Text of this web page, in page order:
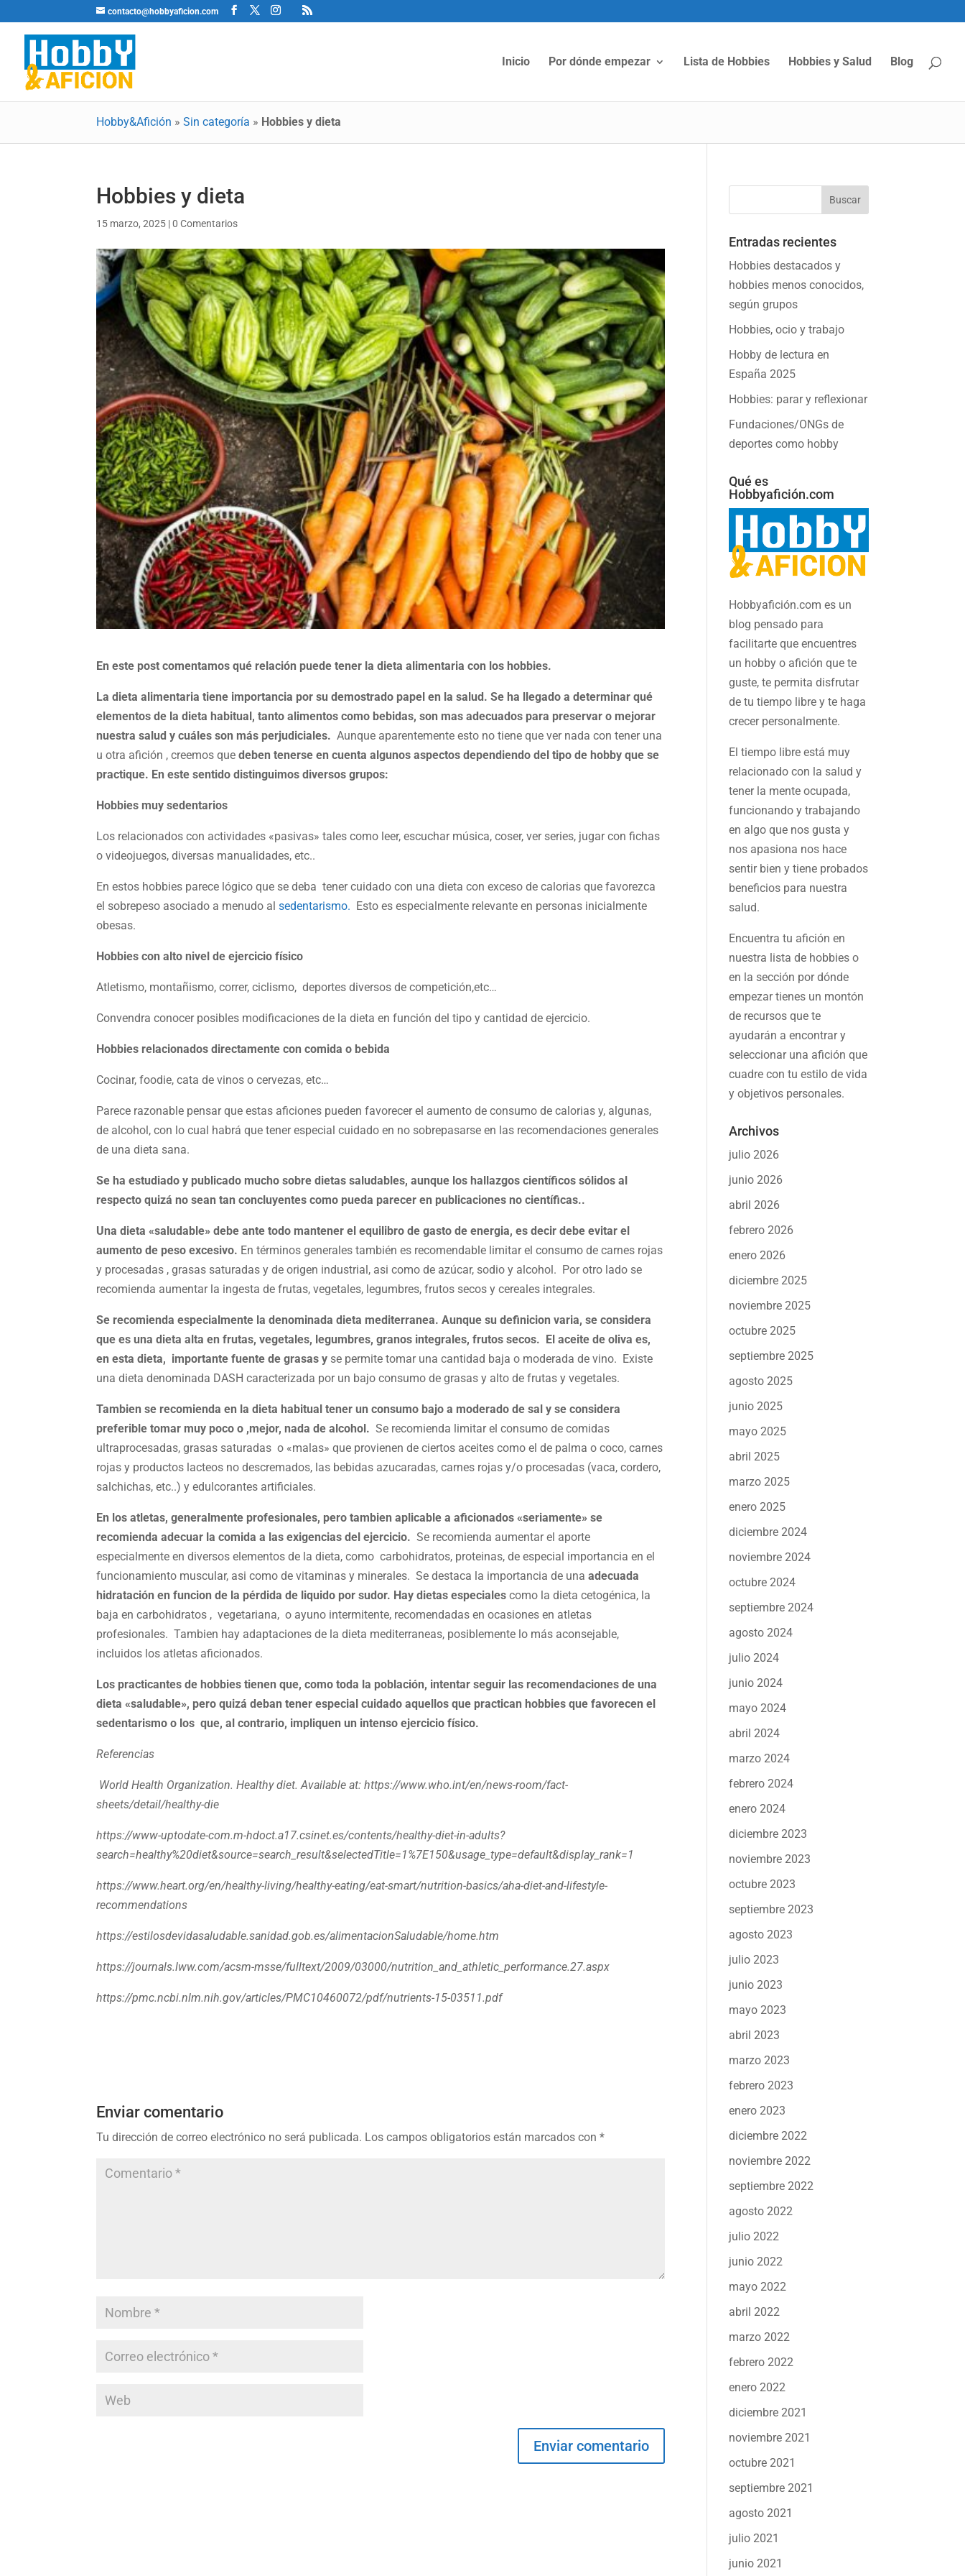
contacto@hobbyaficion.com
Hobby&Afición »Sin categoría » Hobbies y dieta
Inicio Por dónde empezar Lista de Hobbies Hobbies y Salud Blog
Hobbies y dieta
15 marzo, 2025 |0 Comentarios
En este post comentamos qué relación puede tener la dieta alimentaria con los hobbies.
La dieta alimentaria tiene importancia por su demostrado papel en la salud. Se ha llegado a determinar qué
elementos de la dieta habitual, tanto alimentos como bebidas, son mas adecuados para preservar o mejorar
nuestra salud y cuáles son más perjudiciales. Aunque aparentemente esto no tiene que ver nada con tener una
u otra afición , creemos quedeben tenerse en cuenta algunos aspectos dependiendo del tipo de hobby que se
practique. En este sentido distinguimos diversos grupos:
Hobbies muy sedentarios
Los relacionados con actividades «pasivas» tales como leer, escuchar música, coser, ver series, jugar con fichas
o videojuegos, diversas manualidades, etc..
En estos hobbies parece lógico que se deba tener cuidado con una dieta con exceso de calorias que favorezca
el sobrepeso asociado a menudo alsedentarismo. Esto es especialmente relevante en personas inicialmente
obesas.
Hobbies con alto nivel de ejercicio físico
Atletismo, montañismo, correr, ciclismo, deportes diversos de competición,etc…
Convendra conocer posibles modificaciones de la dieta en función del tipo y cantidad de ejercicio.
Hobbies relacionados directamente con comida o bebida
Cocinar, foodie, cata de vinos o cervezas, etc…
Parece razonable pensar que estas aficiones pueden favorecer el aumento de consumo de calorias y, algunas,
de alcohol, con lo cual habrá que tener especial cuidado en no sobrepasarse en las recomendaciones generales
de una dieta sana.
Se ha estudiado y publicado mucho sobre dietas saludables, aunque los hallazgos científicos sólidos al
respecto quizá no sean tan concluyentes como pueda parecer en publicaciones no científicas..
Una dieta «saludable» debe ante todo mantener el equilibro de gasto de energia, es decir debe evitar el
aumento de peso excesivo. En términos generales también es recomendable limitar el consumo de carnes rojas
y procesadas , grasas saturadas y de origen industrial, asi como de azúcar, sodio y alcohol. Por otro lado se
recomienda aumentar la ingesta de frutas, vegetales, legumbres, frutos secos y cereales integrales.
Se recomienda especialmente la denominada dieta mediterranea. Aunque su definicion varia, se considera
que es una dieta alta en frutas, vegetales, legumbres, granos integrales, frutos secos. El aceite de oliva es,
en esta dieta, importante fuente de grasas y se permite tomar una cantidad baja o moderada de vino. Existe
una dieta denominada DASH caracterizada por un bajo consumo de grasas y alto de frutas y vegetales.
Tambien se recomienda en la dieta habitual tener un consumo bajo a moderado de sal y se considera
preferible tomar muy poco o ,mejor, nada de alcohol. Se recomienda limitar el consumo de comidas
ultraprocesadas, grasas saturadas o «malas» que provienen de ciertos aceites como el de palma o coco, carnes
rojas y productos lacteos no descremados, las bebidas azucaradas, carnes rojas y/o procesadas (vaca, cordero,
salchichas, etc..) y edulcorantes artificiales.
En los atletas, generalmente profesionales, pero tambien aplicable a aficionados «seriamente» se
recomienda adecuar la comida a las exigencias del ejercicio. Se recomienda aumentar el aporte
especialmente en diversos elementos de la dieta, como carbohidratos, proteinas, de especial importancia en el
funcionamiento muscular, asi como de vitaminas y minerales. Se destaca la importancia de unaadecuada
hidratación en funcion de la pérdida de liquido por sudor. Hay dietas especiales como la dieta cetogénica, la
baja en carbohidratos , vegetariana, o ayuno intermitente, recomendadas en ocasiones en atletas
profesionales. Tambien hay adaptaciones de la dieta mediterraneas, posiblemente lo más aconsejable,
incluidos los atletas aficionados.
Los practicantes de hobbies tienen que, como toda la población, intentar seguir las recomendaciones de una
dieta «saludable», pero quizá deban tener especial cuidado aquellos que practican hobbies que favorecen el
sedentarismo o los que, al contrario, impliquen un intenso ejercicio físico.
Referencias
World Health Organization. Healthy diet. Available at: https://www.who.int/en/news-room/fact-
sheets/detail/healthy-die
https://www-uptodate-com.m-hdoct.a17.csinet.es/contents/healthy-diet-in-adults?
search=healthy%20diet&source=search_result&selectedTitle=1%7E150&usage_type=default&display_rank=1
https://www.heart.org/en/healthy-living/healthy-eating/eat-smart/nutrition-basics/aha-diet-and-lifestyle-
recommendations
https://estilosdevidasaludable.sanidad.gob.es/alimentacionSaludable/home.htm
https://journals.lww.com/acsm-msse/fulltext/2009/03000/nutrition_and_athletic_performance.27.aspx
https://pmc.ncbi.nlm.nih.gov/articles/PMC10460072/pdf/nutrients-15-03511.pdf
Enviar comentario
Tu dirección de correo electrónico no será publicada. Los campos obligatorios están marcados con*
Entradas recientes
Hobbies destacados y
hobbies menos conocidos,
según grupos
Hobbies, ocio y trabajo
Hobby de lectura en
España 2025
Hobbies: parar y reflexionar
Fundaciones/ONGs de
deportes como hobby
Qué es
Hobbyafición.com
Hobbyafición.com es un
blog pensado para
facilitarte que encuentres
un hobby o afición que te
guste, te permita disfrutar
de tu tiempo libre y te haga
crecer personalmente.
El tiempo libre está muy
relacionado con la salud y
tener la mente ocupada,
funcionando y trabajando
en algo que nos gusta y
nos apasiona nos hace
sentir bien y tiene probados
beneficios para nuestra
salud.
Encuentra tu afición en
nuestra lista de hobbies o
en la sección por dónde
empezar tienes un montón
de recursos que te
ayudarán aencontrar y
seleccionar una afición que
cuadre con tu estilo de vida
y objetivos personales.
Archivos
julio 2026
junio 2026
abril 2026
febrero 2026
enero 2026
diciembre 2025
noviembre 2025
octubre 2025
septiembre 2025
agosto 2025
junio 2025
mayo 2025
abril 2025
marzo 2025
enero 2025
diciembre 2024
noviembre 2024
octubre 2024
septiembre 2024
agosto 2024
julio 2024
junio 2024
mayo 2024
abril 2024
marzo 2024
febrero 2024
enero 2024
diciembre 2023
noviembre 2023
octubre 2023
septiembre 2023
agosto 2023
julio 2023
junio 2023
mayo 2023
abril 2023
marzo 2023
febrero 2023
enero 2023
diciembre 2022
noviembre 2022
septiembre 2022
agosto 2022
julio 2022
junio 2022
mayo 2022
abril 2022
marzo 2022
febrero 2022
enero 2022
diciembre 2021
noviembre 2021
octubre 2021
septiembre 2021
agosto 2021
julio 2021
junio 2021